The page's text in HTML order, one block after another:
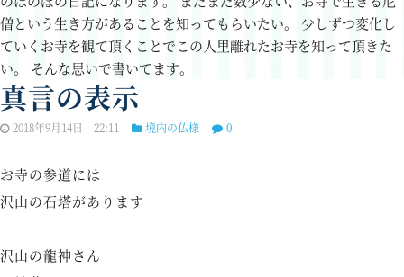
僧という生き方があることを知ってもらいたい。
少しずつ変化し
ていくお寺を観て頂くことでこの人里離れたお寺を知って頂きた
い。 そんな思いで書いてます。
真言の表示
2018年9月14日 22:11 境内の仏様 0
お寺の参道には
沢山の石塔があります
沢山の龍神さん